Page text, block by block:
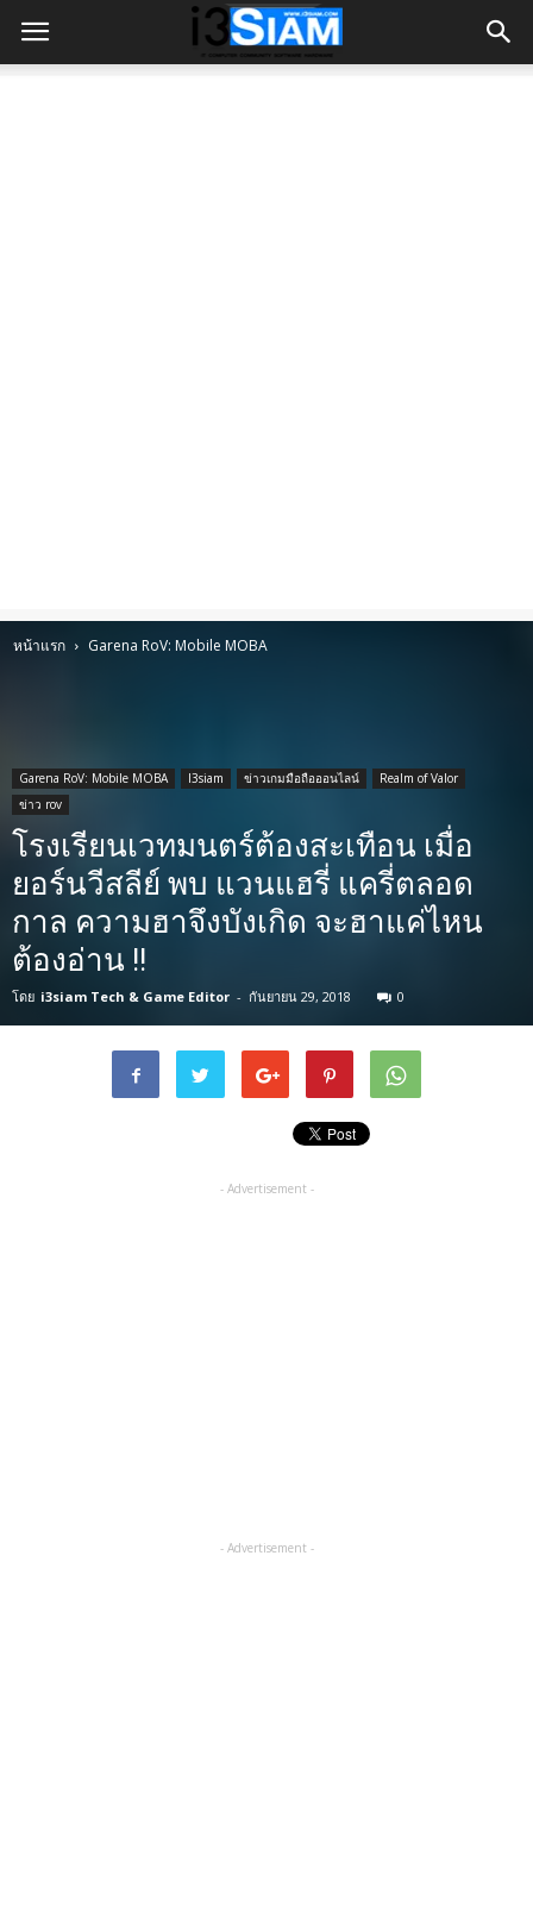
หน้าแรก Garena RoV: Mobile MOBA
Garena RoV: Mobile MOBA I3siam ข่าวเกมมือถือออนไลน์
Realm of Valor
ข่าว rov
โรงเรียนเวทมนตร์ต้องสะเทือน เมื่อ
ยอร์นวีสลีย์ พบ แวนแฮรี่ แครี่ตลอด
กาล ความฮาจึงบังเกิด จะฮาแค่ไหน
ต้องอ่าน !!
โดย i3siam Tech & Game Editor - กันยายน 29, 2018 0
- Advertisement -
- Advertisement -